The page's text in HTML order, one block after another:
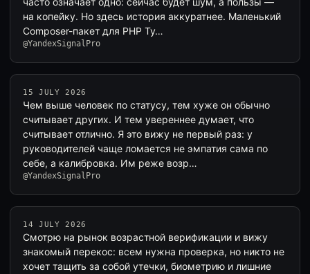
на копейку. Но здесь история аккуратнее. Маленький
Composer-пакет для PHP Ty…
@YandexSignalPro
15 JULY 2026
Чем выше человек по статусу, тем хуже он обычно
считывает других. И тем увереннее думает, что
считывает отлично. Я это вижу не первый раз: у
руководителей чаще ломается не эмпатия сама по
себе, а калибровка. Им реже возр…
@YandexSignalPro
14 JULY 2026
Смотрю на рынок возрастной верификации и вижу
знакомый перекос: всем нужна проверка, но никто не
хочет тащить за собой утечки, биометрию и лишние